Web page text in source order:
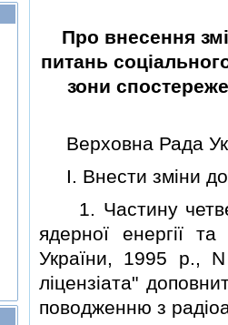
Про внесення
питань
зони
Верховна Рада
I. Внести змiни до
1. Частину
ядерної енергiї
України, 1995 р.,
лiцензiата"
поводженню з